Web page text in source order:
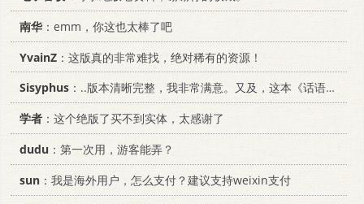
南华 ：emm，你这也太棒了吧
YvainZ ：这版真的非常难找，绝对稀有的资源！
Sisyphus ：..版本清晰完整，我非常满意。又及，这本《话语的真相》...
学者 ：这个绝版了买不到实体，太感谢了
dudu ：第一次用，游客能弄？
sun ：我是海外用户，怎么支付？建议支持weixin支付